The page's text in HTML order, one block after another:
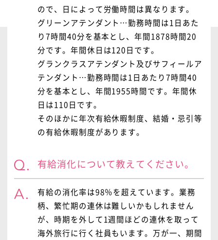
ので、日によって労働時間は異なります。
グリーンアテンダント…勤務時間は1日あた
り7時間40分を基本とし、年間1878時間20
分です。年間休日は120日です。
グランクラスアテンダント及びサフィールア
テンダント…勤務時間は1日あたり7時間40
分を基本とし、年間1955時間です。年間休
日は110日です。
そのほかに年次有給休暇制度、結婚・忌引等
の有給休暇制度があります。
有給消化について教えてください。
有給の消化率は98％を超えています。業務
柄、繁忙期の連休は難しいかもしれません
が、時期を外して1週間ほどの連休を取って
海外旅行に行く社員もいます。万が一、期間